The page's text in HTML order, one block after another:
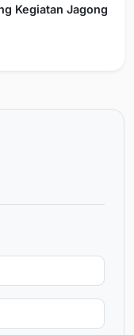
Kegiatan Jagong